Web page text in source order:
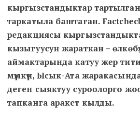
кыргызстандыктар тартылган
таркатыла баштаган.
редакциясы
кызыгуусун жараткан –
аймактарында катуу жер
мүмкүн, Ысык-Ата
деген сыяктуу суроолорго
тапканга аракет кылды.